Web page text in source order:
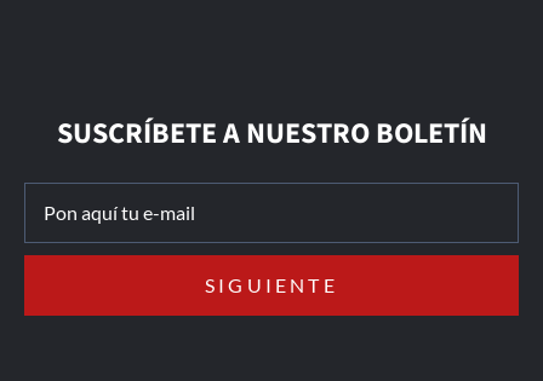
SUSCRÍBETE A NUESTRO BOLETÍN